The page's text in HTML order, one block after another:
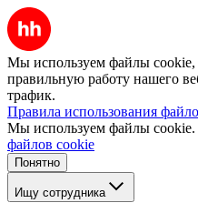
Мы используем файлы cookie,
правильную работу нашего
трафик.
Правила использования
Мы используем файлы cookie.
файлов cookie
Понятно
Ищу сотрудника